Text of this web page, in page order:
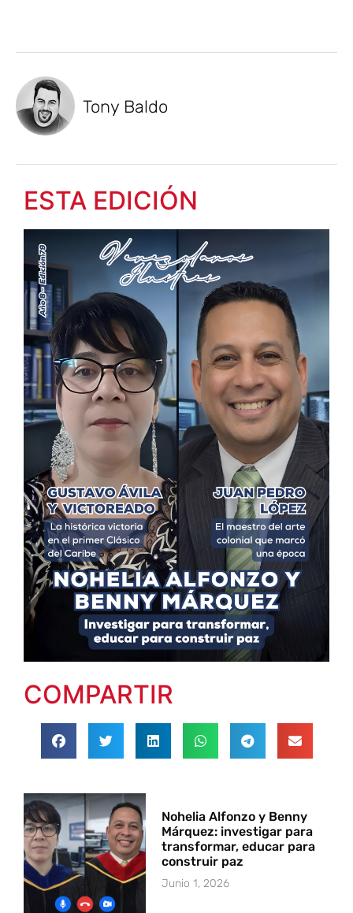
Tony Baldo
ESTA EDICIÓN
COMPARTIR
Nohelia Alfonzo y Benny
Márquez: investigar para
transformar, educar para
construir paz
Junio 1, 2026